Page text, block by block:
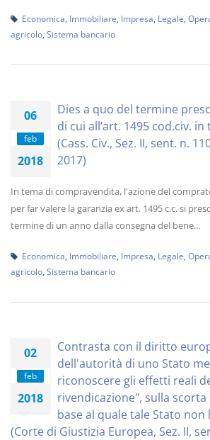
Economica Immobiliare Impresa Legale
agricolo Sistema bancario
06
feb
2018
Dies a quo del termine
di cui all’art. 1495 cod.civ.
(Cass. Civ., Sez. II, sent. n.
2017)
In tema di compravendita, l'azione del
per far valere la garanzia ex art. 1495 c.c. si
termine di un anno dalla consegna del bene...
Economica Immobiliare Impresa Legale
agricolo Sistema bancario
02
feb
2018
Contrasta con il diritto
dell'autorità di uno Stato
riconoscere gli effetti reali
rivendicazione", sulla
base al quale tale Stato non
(Corte di Giustizia Europea, Sez. II,